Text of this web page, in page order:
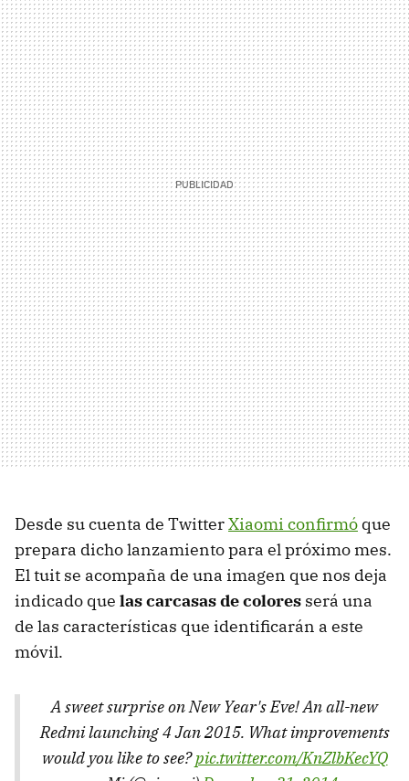
Desde su cuenta de TwitterXiaomi confirmó que
prepara dicho lanzamiento para el próximo mes.
El tuit se acompaña de una imagen que nos deja
indicado que las carcasas de colores será una
de las características que identificarán a este
móvil.
A sweet surprise on New Year's Eve! An all-new
Redmi launching 4 Jan 2015. What improvements
would you like to see?pic.twitter.com/KnZlbKecYQ